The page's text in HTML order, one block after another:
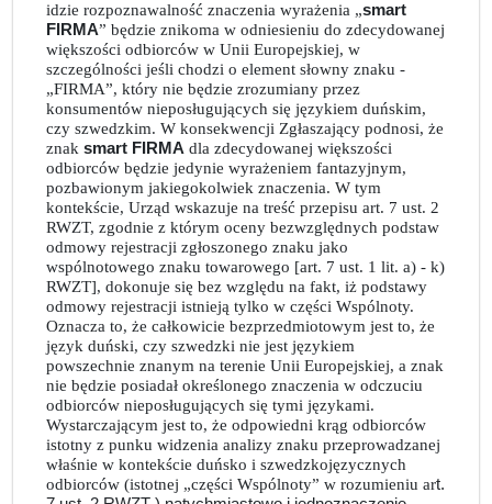
idzie rozpoznawalność znaczenia wyrażenia „smart
FIRMA” będzie znikoma w odniesieniu do zdecydowanej
większości odbiorców w Unii Europejskiej, w
szczególności jeśli chodzi o element słowny znaku -
„FIRMA”, który nie będzie zrozumiany przez
konsumentów nieposługujących się językiem duńskim,
czy szwedzkim. W konsekwencji Zgłaszający podnosi, że
znak smart FIRMA dla zdecydowanej większości
odbiorców będzie jedynie wyrażeniem fantazyjnym,
pozbawionym jakiegokolwiek znaczenia. W tym
kontekście, Urząd wskazuje na treść przepisu art. 7 ust. 2
RWZT, zgodnie z którym oceny bezwzględnych podstaw
odmowy rejestracji zgłoszonego znaku jako
wspólnotowego znaku towarowego [art. 7 ust. 1 lit. a) - k)
RWZT], dokonuje się bez względu na fakt, iż podstawy
odmowy rejestracji istnieją tylko w części Wspólnoty.
Oznacza to, że całkowicie bezprzedmiotowym jest to, że
język duński, czy szwedzki nie jest językiem
powszechnie znanym na terenie Unii Europejskiej, a znak
nie będzie posiadał określonego znaczenia w odczuciu
odbiorców nieposługujących się tymi językami.
Wystarczającym jest to, że odpowiedni krąg odbiorców
istotny z punku widzenia analizy znaku przeprowadzanej
właśnie w kontekście duńsko i szwedzkojęzycznych
odbiorców (istotnej „części Wspólnoty” w rozumieniu art.